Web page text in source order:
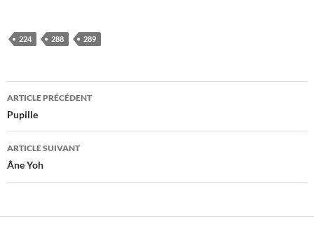
224 288 289
Navigation
des
articles
ARTICLE PRÉCÉDENT
Pupille
ARTICLE SUIVANT
Âne Yoh